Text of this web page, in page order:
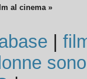
al cinema »